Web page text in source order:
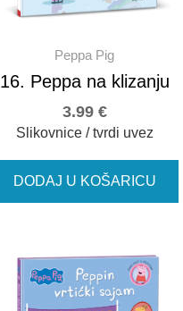
Peppa Pig
16. Peppa na klizanju
3.99 €
Slikovnice / tvrdi uvez
DODAJ U KOŠARICU